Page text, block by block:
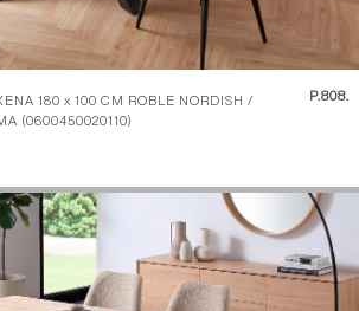
180 x 100 CM ROBLE NORDISH /
(0600450020110)
P.808.